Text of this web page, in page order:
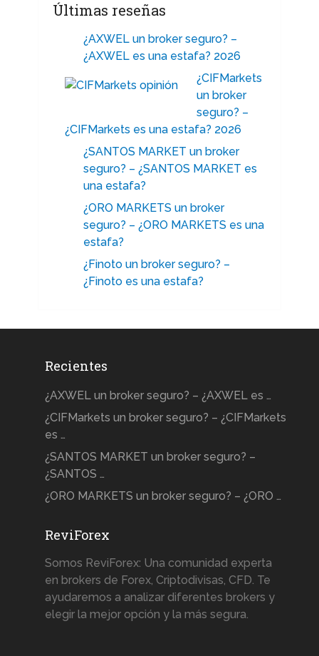
Últimas reseñas
¿AXWEL un broker seguro? –
¿AXWEL es una estafa? 2026
¿CIFMarkets
un broker
seguro? –
¿CIFMarkets es una estafa? 2026
¿SANTOS MARKET un broker
seguro? – ¿SANTOS MARKET es
una estafa?
¿ORO MARKETS un broker
seguro? – ¿ORO MARKETS es una
estafa?
¿Finoto un broker seguro? –
¿Finoto es una estafa?
Recientes
¿AXWEL un broker seguro? – ¿AXWEL es …
¿CIFMarkets un broker seguro? – ¿CIFMarkets
es …
¿SANTOS MARKET un broker seguro? –
¿SANTOS …
¿ORO MARKETS un broker seguro? – ¿ORO …
ReviForex
Somos ReviForex: Una comunidad experta
en brokers de Forex, Criptodivisas, CFD. Te
ayudaremos a analizar diferentes brokers y
elegir la mejor opción y la más segura.